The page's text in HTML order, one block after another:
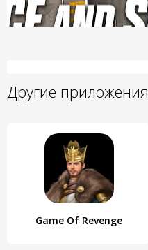
Другие приложения
Game Of Revenge